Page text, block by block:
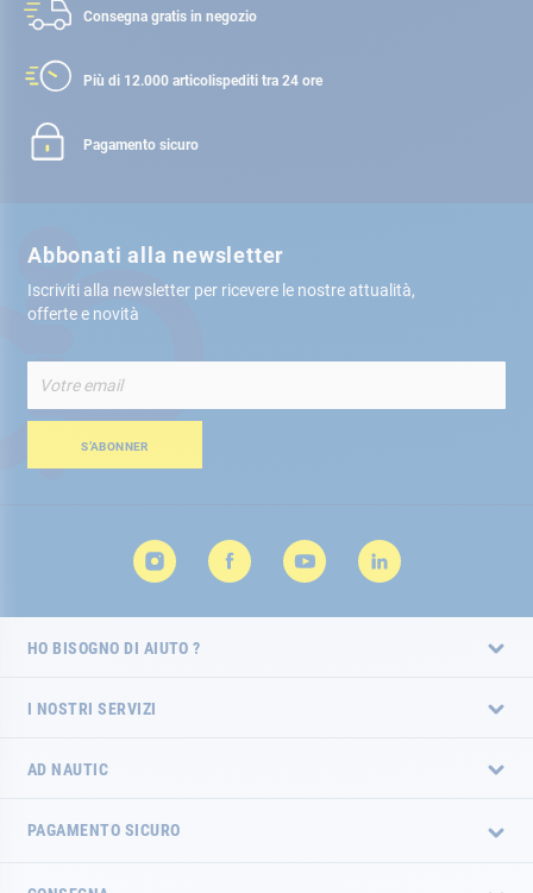
Consegna gratis in negozio
Più di 12.000 articolispediti tra 24 ore
Pagamento sicuro
Abbonati alla newsletter
Iscriviti alla newsletter per ricevere le nostre attualità,
offerte e novità
alla
nostra
Newsletter:S’ABONNER
HO BISOGNO DI AIUTO ?
I NOSTRI SERVIZI
AD NAUTIC
PAGAMENTO SICURO